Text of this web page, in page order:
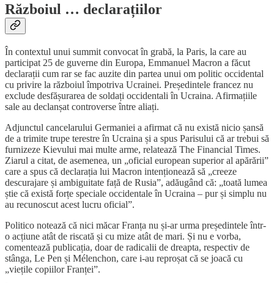
Războiul … declarațiilor
În contextul unui summit convocat în grabă, la Paris, la care au
participat 25 de guverne din Europa, Emmanuel Macron a făcut
declarații cum rar se fac auzite din partea unui om politic occidental
cu privire la războiul împotriva Ucrainei. Președintele francez nu
exclude desfășurarea de soldați occidentali în Ucraina. Afirmațiile
sale au declanșat controverse între aliați.
Adjunctul cancelarului Germaniei a afirmat că nu există nicio șansă
de a trimite trupe terestre în Ucraina și a spus Parisului că ar trebui să
furnizeze Kievului mai multe arme, relatează The Financial Times.
Ziarul a citat, de asemenea, un „oficial european superior al apărării”
care a spus că declarația lui Macron intenționează să „creeze
descurajare și ambiguitate față de Rusia”, adăugând că: „toată lumea
știe că există forțe speciale occidentale în Ucraina – pur și simplu nu
au recunoscut acest lucru oficial”.
Politico notează că nici măcar Franța nu și-ar urma președintele într-
o acțiune atât de riscată și cu mize atât de mari. Și nu e vorba,
comentează publicația, doar de radicalii de dreapta, respectiv de
stânga, Le Pen și Mélenchon, care i-au reproșat că se joacă cu
„viețile copiilor Franței”.